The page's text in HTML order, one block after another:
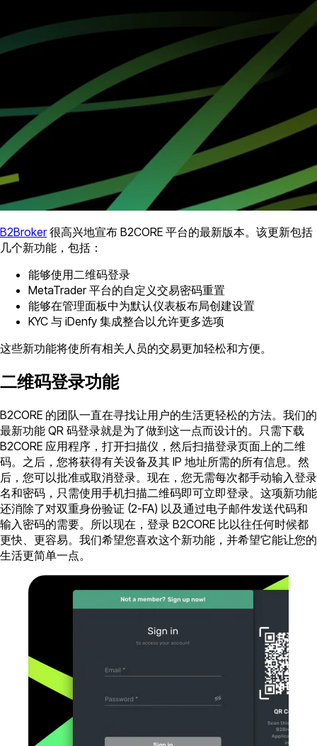
B2Broker很高兴地宣布 B2CORE 平台的最新版本。该更新包括
几个新功能，包括：
能够使用二维码登录
MetaTrader 平台的自定义交易密码重置
能够在管理面板中为默认仪表板布局创建设置
KYC 与 iDenfy 集成整合以允许更多选项
这些新功能将使所有相关人员的交易更加轻松和方便。
二维码登录功能
B2CORE 的团队一直在寻找让用户的生活更轻松的方法。我们的
最新功能 QR 码登录就是为了做到这一点而设计的。只需下载
B2CORE 应用程序，打开扫描仪，然后扫描登录页面上的二维
码。之后，您将获得有关设备及其 IP 地址所需的所有信息。然
后，您可以批准或取消登录。现在，您无需每次都手动输入登录
名和密码，只需使用手机扫描二维码即可立即登录。这项新功能
还消除了对双重身份验证 (2-FA) 以及通过电子邮件发送代码和
输入密码的需要。所以现在，登录 B2CORE 比以往任何时候都
更快、更容易。我们希望您喜欢这个新功能，并希望它能让您的
生活更简单一点。